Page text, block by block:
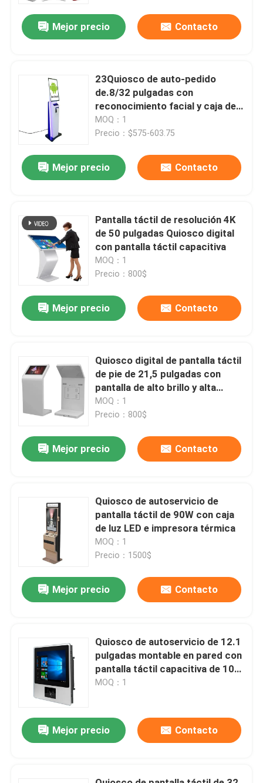
Hogar
Vídeos
Demostración de VR
Sobre nosotros
Control de calidad
Contáctenos
Noticias
Mejor precio Contacto
23Quiosco de auto-pedido
de.8/32 pulgadas con
reconocimiento facial y caja de
metal Quiosco de pantalla táctil
MOQ：1
Precio：$575-603.75
Mejor precio Contacto
Pantalla táctil de resolución 4K
de 50 pulgadas Quiosco digital
con pantalla táctil capacitiva
MOQ：1
Precio：800$
Mejor precio Contacto
Quiosco digital de pantalla táctil
de pie de 21,5 pulgadas con
pantalla de alto brillo y alta
definición
MOQ：1
Precio：800$
Mejor precio Contacto
Quiosco de autoservicio de
pantalla táctil de 90W con caja
de luz LED e impresora térmica
MOQ：1
Precio：1500$
Mejor precio Contacto
Quiosco de autoservicio de 12.1
pulgadas montable en pared con
pantalla táctil capacitiva de 10
puntos para uso en interiores
MOQ：1
Mejor precio Contacto